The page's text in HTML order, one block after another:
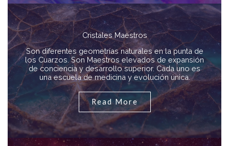
Cristales Maestros
Son diferentes geometrías naturales en la punta de
los Cuarzos. Son Maestros elevados de expansión
de conciencia y desarrollo superior. Cada uno es
una escuela de medicina y evolución única.
Read More